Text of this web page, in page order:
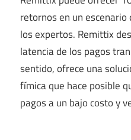
retornos en un
los expertos. Remittix
latencia de los pagos
sentido, ofrece una
fímica que hace posible
pagos a un bajo costo y